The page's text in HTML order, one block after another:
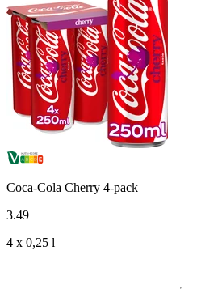
Coca-Cola Cherry 4-pack
3.49
4 x 0,25 l